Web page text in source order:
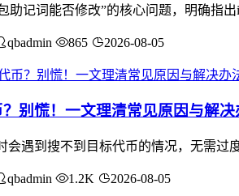
助记词能否修改”的核心问题，明确指
qbadmin 865 2026-08-05
别慌！一文理清常见原因与解决
会遇到搜不到目标代币的情况，无需
qbadmin 1.2K 2026-08-05